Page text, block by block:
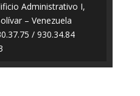
Administrativo I,
– Venezuela
/ 930.34.84